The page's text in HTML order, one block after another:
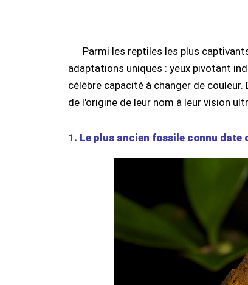
Parmi les reptiles les plus
adaptations uniques : yeux pivotant
célèbre capacité à changer de
de l'origine de leur nom à leur vision
1. Le plus ancien fossile connu date